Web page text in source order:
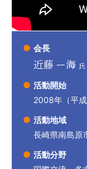
会長
近藤 ー海 氏
活動開始
2008年（平成
活動地域
長崎県南島原
活動分野